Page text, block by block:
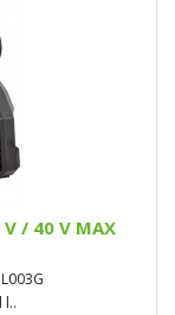
/ 40 V MAX
l..